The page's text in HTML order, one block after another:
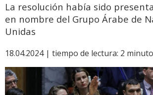
La resolución había sido
en nombre del Grupo Árabe de
Unidas
18.04.2024 | tiempo de lectura: 2